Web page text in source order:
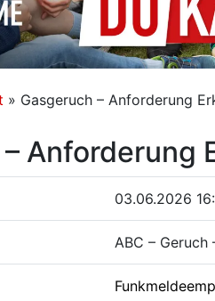
» Gasgeruch – Anforderung
Anforderung
03.06.2026
ABC –